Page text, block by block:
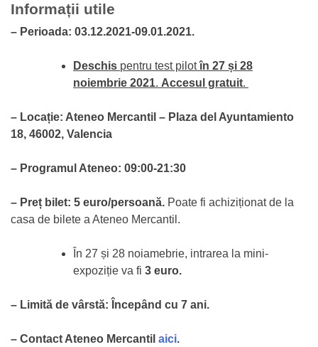
Informații utile
– Perioada: 03.12.2021-09.01.2021.
Deschis pentru test pilotîn 27 și 28
noiembrie 2021. Accesul gratuit.
– Locație: Ateneo Mercantil – Plaza del Ayuntamiento
18, 46002, Valencia
– Programul Ateneo: 09:00-21:30
– Preț bilet: 5 euro/persoană. Poate fi achiziționat de la
casa de bilete a Ateneo Mercantil.
În 27 și 28 noiamebrie, intrarea la mini-
expoziție va fi 3 euro.
– Limită de vârstă: Începând cu 7 ani.
– Contact Ateneo Mercantil aici.